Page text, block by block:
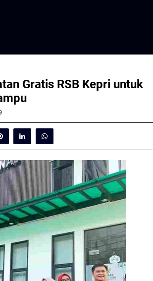
Gratis RSB Kepri untuk